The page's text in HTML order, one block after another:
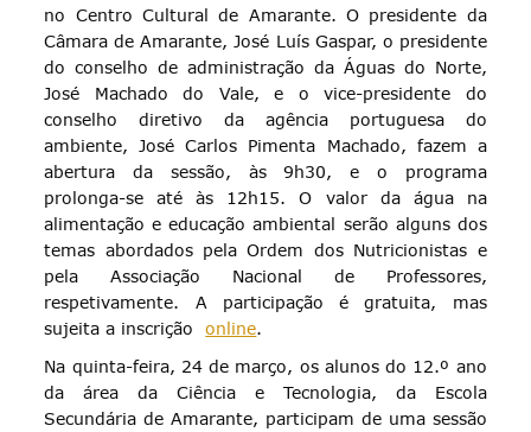
no Centro Cultural de Amarante. O presidente da
Câmara de Amarante, José Luís Gaspar, o presidente
do conselho de administração da Águas do Norte,
José Machado do Vale, e o vice-presidente do
conselho diretivo da agência portuguesa do
ambiente, José Carlos Pimenta Machado, fazem a
abertura da sessão, às 9h30, e o programa
prolonga-se até às 12h15. O valor da água na
alimentação e educação ambiental serão alguns dos
temas abordados pela Ordem dos Nutricionistas e
pela Associação Nacional de Professores,
respetivamente. A participação é gratuita, mas
sujeita a inscrição
online.
Na quinta-feira, 24 de março, os alunos do 12.º ano
da área da Ciência e Tecnologia, da Escola
Secundária de Amarante, participam de uma sessão